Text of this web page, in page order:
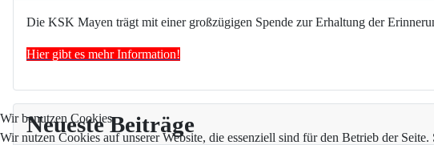
Die KSK Mayen trägt mit einer großzügigen Spende zur Erhaltung der
Hier gibt es mehr Information!
Neueste Beiträge
Wir benutzen Cookies
Wir nutzen Cookies auf unserer Website, die essenziell sind für den Betrieb der